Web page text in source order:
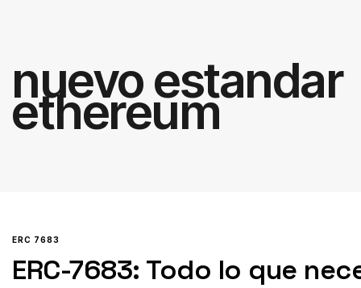
nuevo estandar
ethereum
ERC 7683
ERC-7683: Todo lo que